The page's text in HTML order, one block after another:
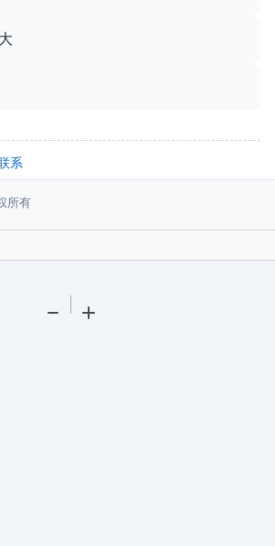
系
所有
Zoom